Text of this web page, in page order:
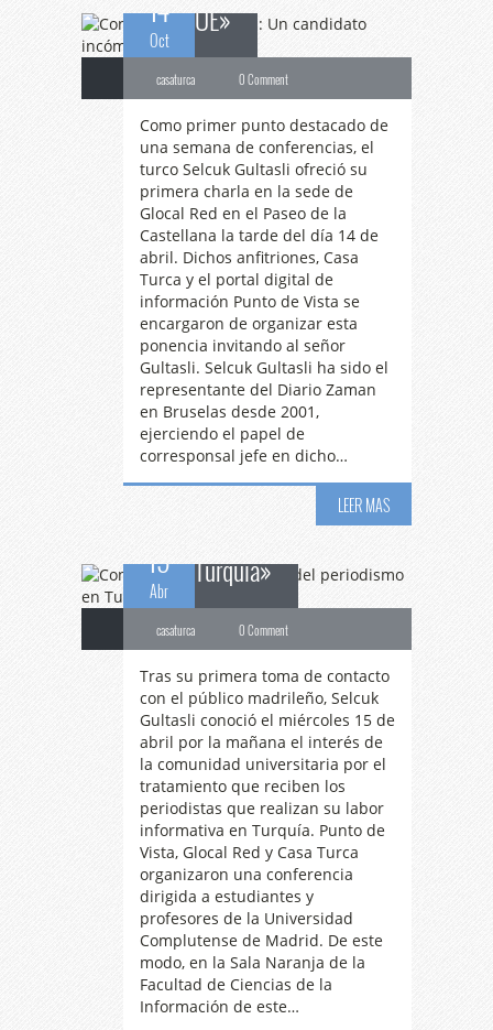
14
Oct
UE»
casaturca 0 Comment
Como primer punto destacado de
una semana de conferencias, el
turco Selcuk Gultasli ofreció su
primera charla en la sede de
Glocal Red en el Paseo de la
Castellana la tarde del día 14 de
abril. Dichos anfitriones, Casa
Turca y el portal digital de
información Punto de Vista se
encargaron de organizar esta
ponencia invitando al señor
Gultasli. Selcuk Gultasli ha sido el
representante del Diario Zaman
en Bruselas desde 2001,
ejerciendo el papel de
corresponsal jefe en dicho…
LEER MAS
15
Abr
Conferencia«La
situación del
periodismo en
Turquía»
casaturca 0 Comment
Tras su primera toma de contacto
con el público madrileño, Selcuk
Gultasli conoció el miércoles 15 de
abril por la mañana el interés de
la comunidad universitaria por el
tratamiento que reciben los
periodistas que realizan su labor
informativa en Turquía. Punto de
Vista, Glocal Red y Casa Turca
organizaron una conferencia
dirigida a estudiantes y
profesores de la Universidad
Complutense de Madrid. De este
modo, en la Sala Naranja de la
Facultad de Ciencias de la
Información de este…